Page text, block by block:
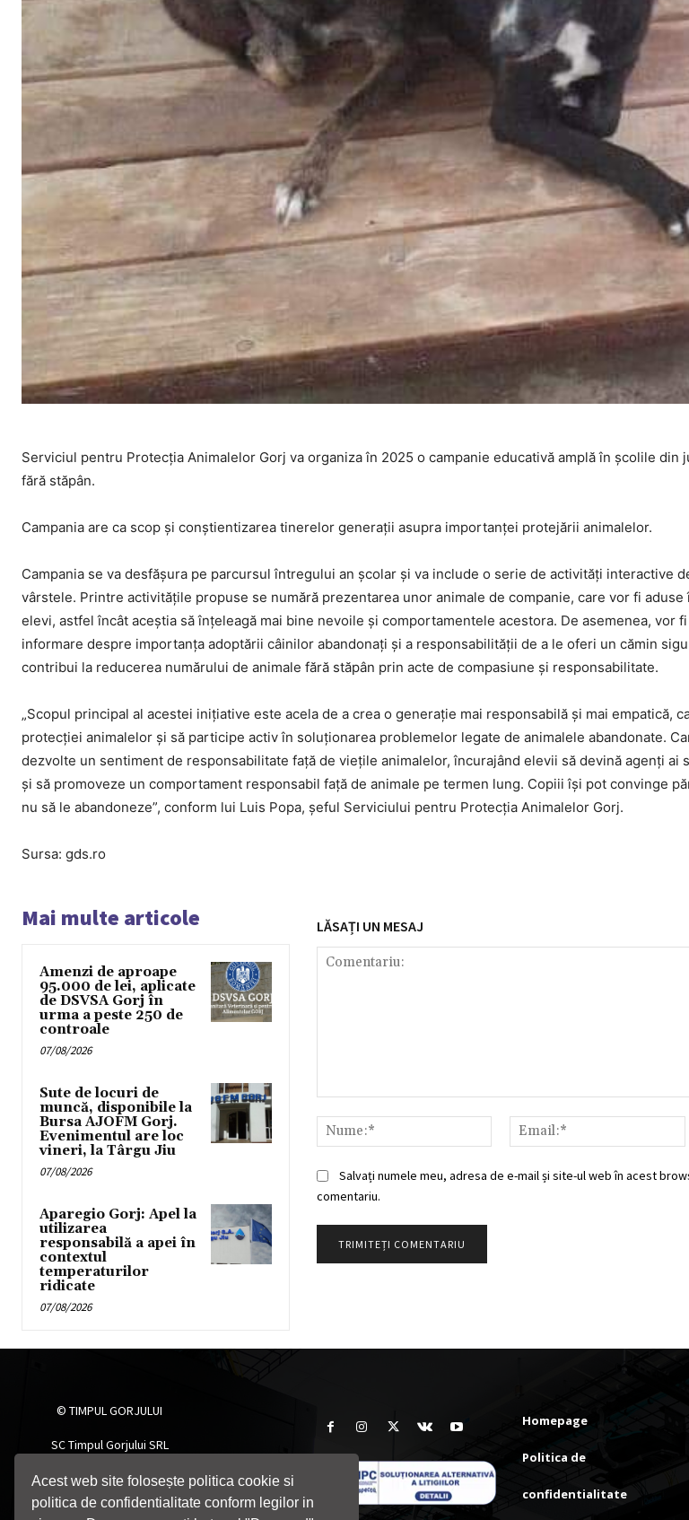
Acest web site folosește politica cookie si
politica de confidentialitate conform legilor in
Serviciul pentru Protecția Animalelor Gorj va organiza în 2025 o campanie educativă amplă în școlile din
fără stăpân.
Campania are ca scop şi conștientizarea tinerelor generații asupra importanței protejării animalelor.
Campania se va desfășura pe parcursul întregului an școlar și va include o serie de activități interactive
vârstele. Printre activitățile propuse se numără prezentarea unor animale de companie, care vor fi
elevi, astfel încât aceștia să înțeleagă mai bine nevoile și comportamentele acestora. De asemenea, vor
informare despre importanța adoptării câinilor abandonați și a responsabilității de a le oferi un cămin
contribui la reducerea numărului de animale fără stăpân prin acte de compasiune și responsabilitate.
„Scopul principal al acestei inițiative este acela de a crea o generație mai responsabilă și mai empatică,
protecției animalelor și să participe activ în soluționarea problemelor legate de animalele abandonate.
dezvolte un sentiment de responsabilitate față de viețile animalelor, încurajând elevii să devină agenți ai
și să promoveze un comportament responsabil față de animale pe termen lung. Copiii își pot convinge
nu să le abandoneze”, conform lui Luis Popa, șeful Serviciului pentru Protecția Animalelor Gorj.
Sursa: gds.ro
Mai multe articole
Amenzi de aproape
95.000 de lei, aplicate
de DSVSA Gorj în
urma a peste 250 de
controale
07/08/2026
Sute de locuri de
muncă, disponibile la
Bursa AJOFM Gorj.
Evenimentul are loc
vineri, la Târgu Jiu
07/08/2026
Aparegio Gorj: Apel la
utilizarea
responsabilă a apei în
contextul
temperaturilor
ridicate
07/08/2026
LĂSAȚI UN MESAJ
Nume:*
Salvați numele meu, adresa de e-mail și site-ul web în acest
comentariu.
© TIMPUL GORJULUI
SC Timpul Gorjului SRL
Telefon: 0764705055
Email: timpulgorjului@yahoo.com
Homepage
Politica de
confidentialitate